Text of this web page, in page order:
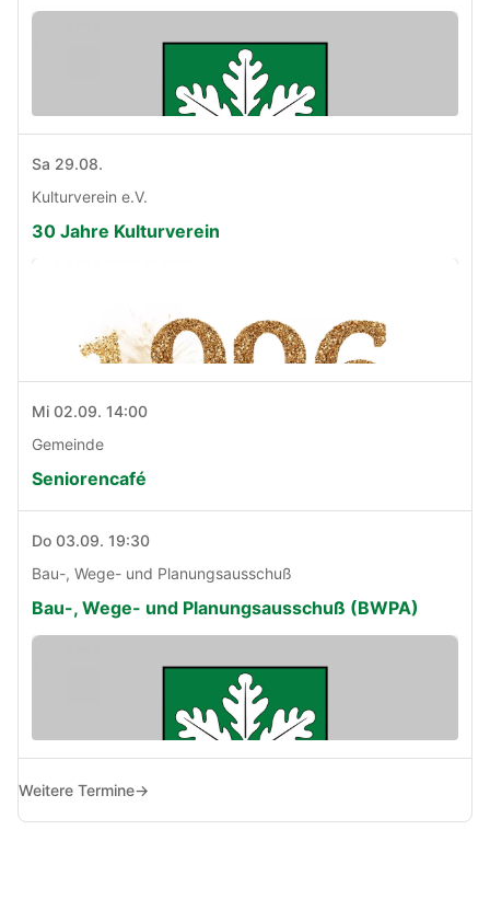
Sa 29.08.
Kulturverein e.V.
30 Jahre Kulturverein
Mi 02.09. 14:00
Gemeinde
Seniorencafé
Do 03.09. 19:30
Bau-, Wege- und Planungsausschuß
Bau-, Wege- und Planungsausschuß (BWPA)
Weitere Termine→